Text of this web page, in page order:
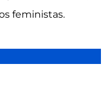
feministas.